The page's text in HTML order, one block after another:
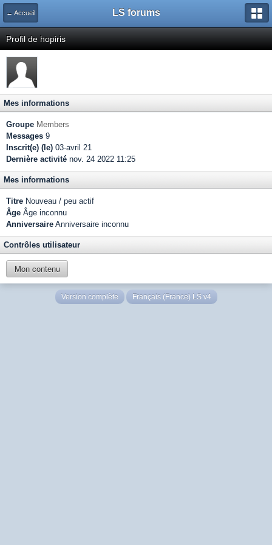
← Accueil LS forums
Profil de hopiris
Mes informations
Groupe Members
Messages 9
Inscrit(e) (le) 03-avril 21
Dernière activité nov. 24 2022 11:25
Mes informations
Titre Nouveau / peu actif
Âge Âge inconnu
Anniversaire Anniversaire inconnu
Contrôles utilisateur
Mon contenu
Version complète Français (France) LS v4